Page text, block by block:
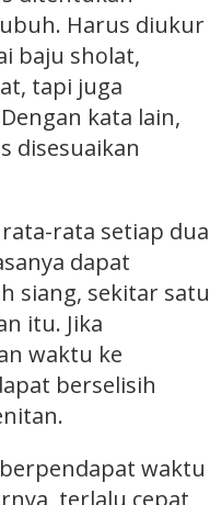
Harus diukur
baju sholat,
tapi juga
kata lain,
disesuaikan
rata setiap dua
dapat
siang, sekitar satu
itu. Jika
waktu ke
berselisih
waktu